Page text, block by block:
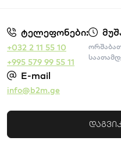
ტელეფონები:
+032 2 11 55 10
+995 579 99 55 11
E-mail
info@b2m.ge